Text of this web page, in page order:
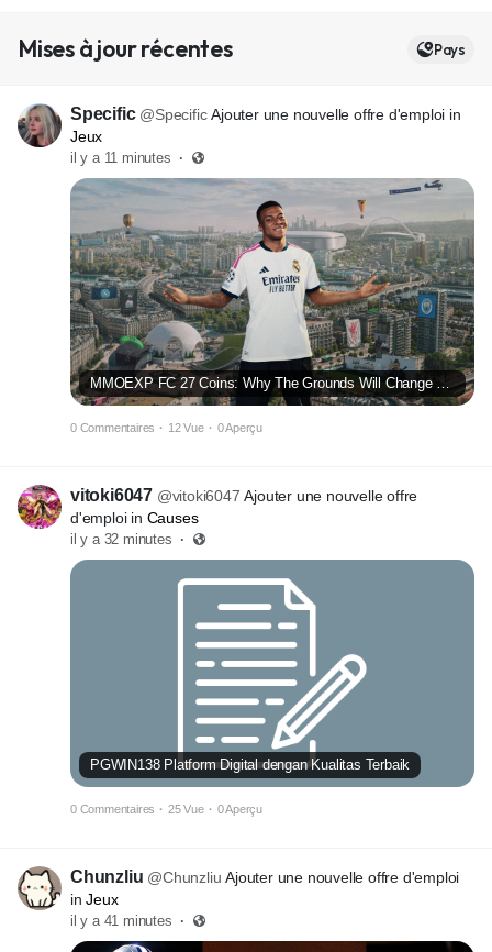
t
g
s
Mises à jour récentes Pays
Specific @Specific Ajouter une nouvelle offre d'emploi in
Jeux
il y a 11 minutes ·
MMOEXP FC 27 Coins: Why The Grounds Will Change How Players Earn Rewards
0 Commentaires · 12 Vue · 0 Aperçu
vitoki6047 @vitoki6047 Ajouter une nouvelle offre
d'emploi in Causes
il y a 32 minutes ·
PGWIN138 Platform Digital dengan Kualitas Terbaik
0 Commentaires · 25 Vue · 0 Aperçu
Chunzliu @Chunzliu Ajouter une nouvelle offre d'emploi
inJeux
il y a 41 minutes ·